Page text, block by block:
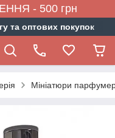
- 500 грн
та оптових покупок
Мініатюри